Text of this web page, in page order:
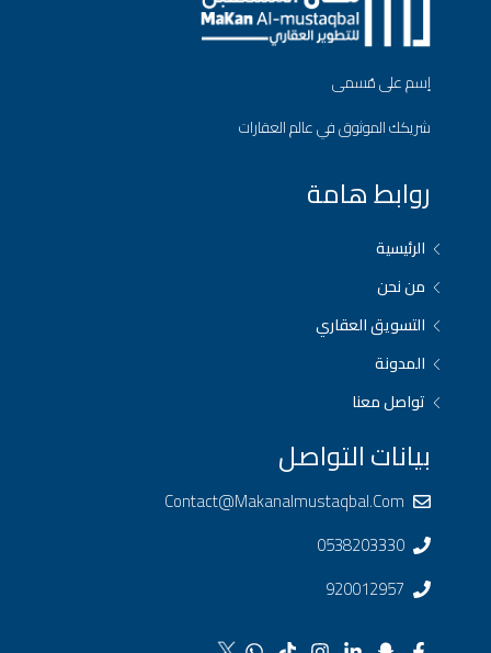
إسم على مُسمى
شريكك الموثوق في عالم العقارات
روابط هامة
الرئيسية
من نحن
التسويق العقاري
المدونة
تواصل معنا
بيانات التواصل
Contact@makanalmustaqbal.com
0538203330
920012957